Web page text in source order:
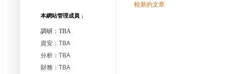
較新的文章
本網站管理成員 ↓
調研：TBA
資安：TBA
分析：TBA
財務：TBA